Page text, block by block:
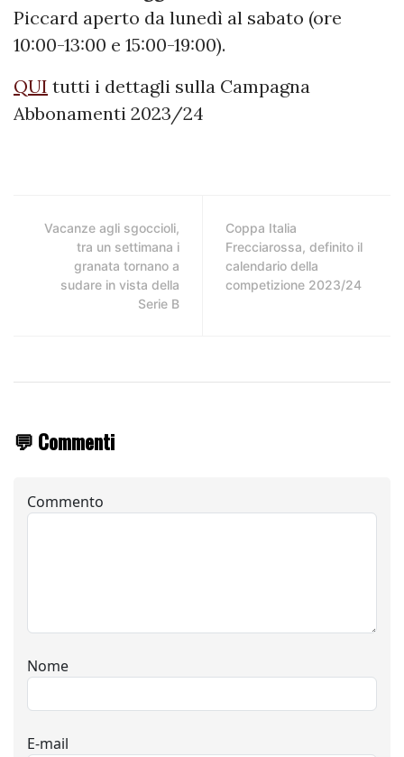
Piccard aperto da lunedì al sabato (ore
10:00-13:00 e 15:00-19:00).
QUI tutti i dettagli sulla Campagna
Abbonamenti 2023/24
Vacanze agli sgoccioli,
tra un settimana i
granata tornano a
sudare in vista della
Serie B
Coppa Italia
Frecciarossa, definito il
calendario della
competizione 2023/24
💬 Commenti